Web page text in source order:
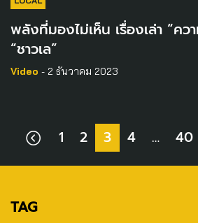
พลังที่มองไม่เห็น เรื่องเล่า “คว
“ชาวเล”
Video - 2 ธันวาคม 2023
1 2 3 4 … 40
TAG